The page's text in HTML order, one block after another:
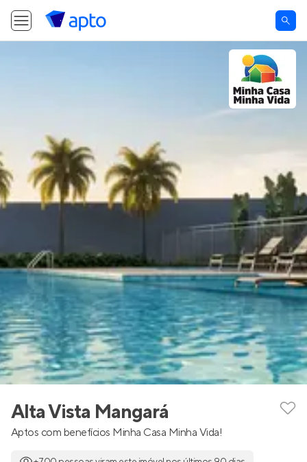
Alta Vista Mangará
Aptos com benefícios Minha Casa Minha Vida!